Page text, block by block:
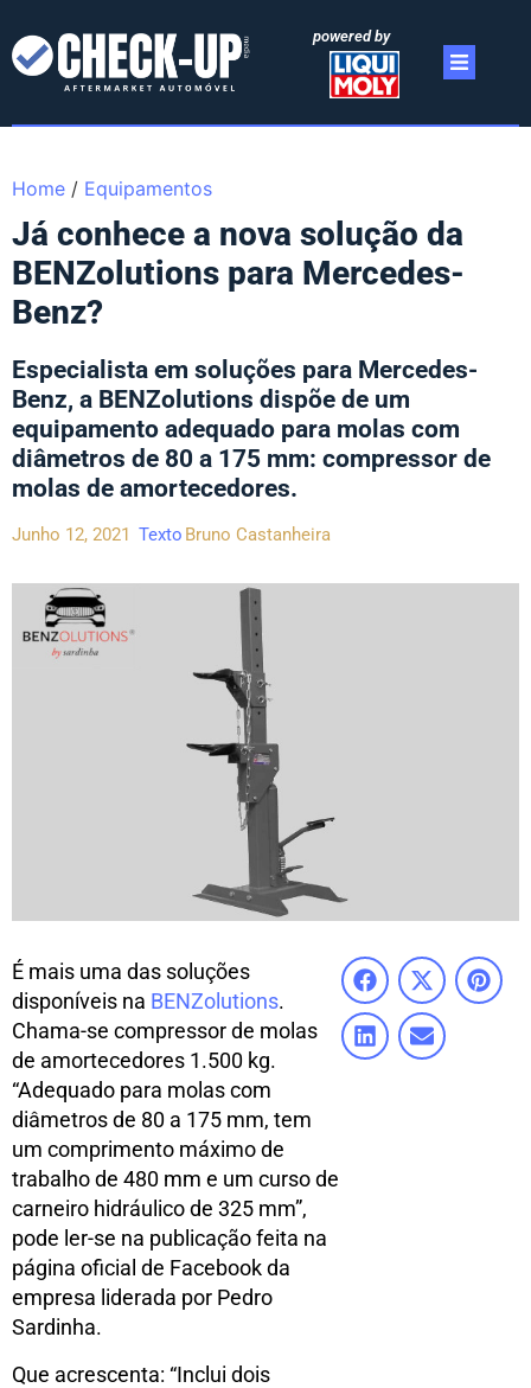
powered by
Home / Equipamentos
Já conhece a nova solução da
BENZolutions para Mercedes-
Benz?
Especialista em soluções para Mercedes-
Benz, a BENZolutions dispõe de um
equipamento adequado para molas com
diâmetros de 80 a 175 mm: compressor de
molas de amortecedores.
Junho 12, 2021 Texto Bruno Castanheira
É mais uma das soluções
disponíveis na BENZolutions.
Chama-se compressor de molas
de amortecedores 1.500 kg.
“Adequado para molas com
diâmetros de 80 a 175 mm, tem
um comprimento máximo de
trabalho de 480 mm e um curso de
carneiro hidráulico de 325 mm”,
pode ler-se na publicação feita na
página oficial de Facebook da
empresa liderada por Pedro
Sardinha.
Que acrescenta: “Inclui dois